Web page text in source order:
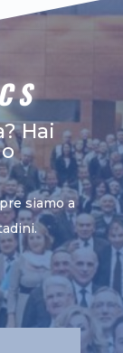
Hai
siamo a